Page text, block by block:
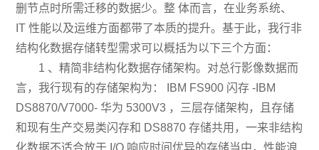
删节点时所需迁移的数据少。整 体而言，在业务系统、
IT 性能以及运维方面都带了本质的提升。基于此，我行非
结构化数据存储转型需求可以概括为以下三个方面：
1 、精简非结构化数据存储架构。对总行影像数据而
言，我行现有的存储架构为： IBM FS900 闪存 -IBM
DS8870/V7000- 华为 5300V3 ，三层存储架构，且存储
和现有生产交易类闪存和 DS8870 存储共用，一来非结构
化数据不适合放于 I/O 响应时间优异的存储当中，性能浪